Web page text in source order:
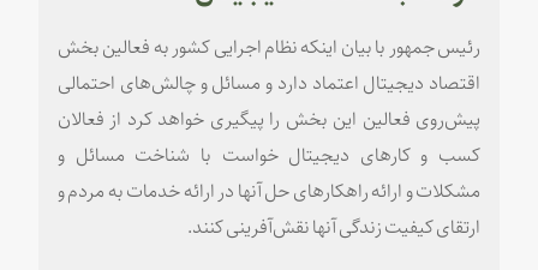
رئیس جمهور با بیان اینکه نظام اجرایی کشور به فعالین بخش
اقتصاد دیجیتال اعتماد دارد و مسائل و چالش‌های احتمالی
پیش‌روی فعالین این بخش را پیگیری خواهد کرد از فعالان
کسب و کارهای دیجیتال خواست با شناخت مسائل و
مشکلات و ارائه راهکارهای حل آنها در ارائه خدمات به مردم و
ارتقای کیفیت زندگی آنها نقش‌آفرینی کنند.